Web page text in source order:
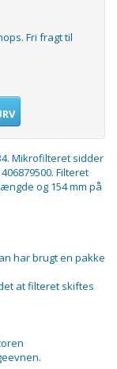
Fri fragt til
Mikrofilteret sidder
Filteret
og 154 mm på
har brugt en pakke
at filteret skiftes